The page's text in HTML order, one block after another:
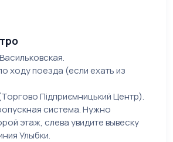
протезы сделают вашу
пищи и улучшат
в целом. Вы
довольны
и уровнем наших
ходу поезда (если ехать из
Підприємницький Центр).
система. Нужно
этаж, слева увидите вывеску
Улыбки.